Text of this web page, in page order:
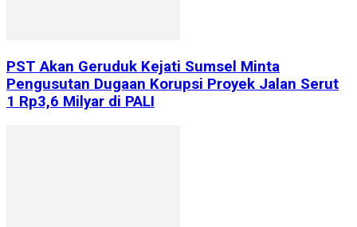
PST Akan Geruduk Kejati Sumsel Minta
Pengusutan Dugaan Korupsi Proyek Jalan Serut
1 Rp3,6 Milyar di PALI